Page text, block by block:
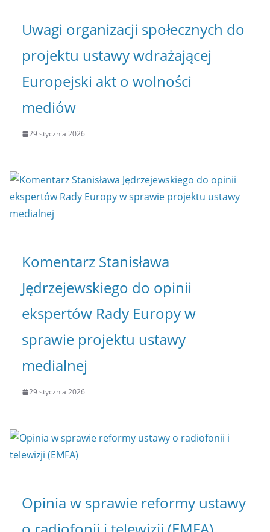
Uwagi organizacji społecznych do
projektu ustawy wdrażającej
Europejski akt o wolności
mediów
29 stycznia 2026
Komentarz Stanisława
Jędrzejewskiego do opinii
ekspertów Rady Europy w
sprawie projektu ustawy
medialnej
29 stycznia 2026
Opinia w sprawie reformy ustawy